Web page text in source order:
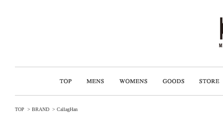
TOP > BRAND > CallagHan